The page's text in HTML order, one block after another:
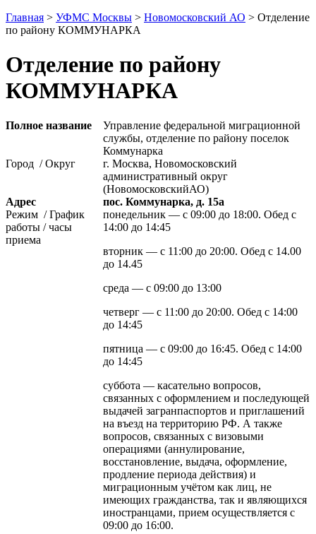
Главная > УФМС Москвы > Новомосковский АО > Отделение
по району КОММУНАРКА
Отделение по району
КОММУНАРКА
Полное название
Управление федеральной миграционной
службы, отделение по району поселок
Коммунарка
Город / Округ
г. Москва, Новомосковский
административный округ
(НовомосковскийАО)
Адрес
пос. Коммунарка, д. 15а
Режим / График
работы / часы
приема
понедельник — с 09:00 до 18:00. Обед с
14:00 до 14:45
вторник — с 11:00 до 20:00. Обед с 14.00
до 14.45
среда — с 09:00 до 13:00
четверг — с 11:00 до 20:00. Обед с 14:00
до 14:45
пятница — с 09:00 до 16:45. Обед с 14:00
до 14:45
суббота — касательно вопросов,
связанных с оформлением и последующей
выдачей загранпаспортов и приглашений
на въезд на территорию РФ. А также
вопросов, связанных с визовыми
операциями (аннулирование,
восстановление, выдача, оформление,
продление периода действия) и
миграционным учётом как лиц, не
имеющих гражданства, так и являющихся
иностранцами, прием осуществляется с
09:00 до 16:00.